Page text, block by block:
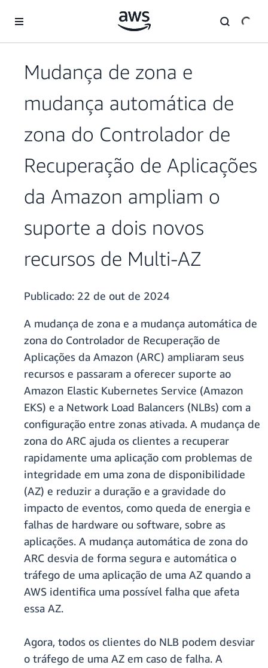
Pular para o conteúdo principal
Mudança de zona e
mudança automática de
zona do Controlador de
Recuperação de Aplicações
da Amazon ampliam o
suporte a dois novos
recursos de Multi-AZ
Publicado: 22 de out de 2024
A mudança de zona e a mudança automática de
zona do Controlador de Recuperação de
Aplicações da Amazon (ARC) ampliaram seus
recursos e passaram a oferecer suporte ao
Amazon Elastic Kubernetes Service (Amazon
EKS) e a Network Load Balancers (NLBs) com a
configuração entre zonas ativada. A mudança de
zona do ARC ajuda os clientes a recuperar
rapidamente uma aplicação com problemas de
integridade em uma zona de disponibilidade
(AZ) e reduzir a duração e a gravidade do
impacto de eventos, como queda de energia e
falhas de hardware ou software, sobre as
aplicações. A mudança automática de zona do
ARC desvia de forma segura e automática o
tráfego de uma aplicação de uma AZ quando a
AWS identifica uma possível falha que afeta
essa AZ.
Agora, todos os clientes do NLB podem desviar
o tráfego de uma AZ em caso de falha. A